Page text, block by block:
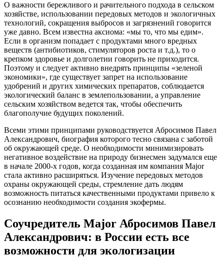
О важности бережливого и рачительного подхода в сельском
хозяйстве, использовании передовых методов и экологичных
технологий, сокращения выбросов и загрязнений говорится
уже давно. Всем известна аксиома: «мы то, что мы едим».
Если в организм попадает с продуктами много вредных
веществ (антибиотиков, стимуляторов роста и т.д.), то о
крепком здоровье и долголетии говорить не приходится.
Поэтому и следует активно внедрять принципы «зеленой
экономики», где существует запрет на использование
удобрений и других химических препаратов, соблюдается
экологический баланс в землепользовании, а управление
сельским хозяйством ведется так, чтобы обеспечить
благополучие будущих поколений.
Всеми этими принципами руководствуется Абросимов Павел
Александрович, биография которого тесно связана с заботой
об окружающей среде. О необходимости минимизировать
негативное воздействие на природу бизнесмен задумался еще
в начале 2000-х годов, когда созданная им компания Major
стала активно расширяться. Изучение передовых методов
охраны окружающей среды, стремление дать людям
возможность питаться качественными продуктами привело к
осознанию необходимости создания экофермы.
Соучредитель Major Абросимов Павел
Александрович: в России есть все
возможности для экологизации